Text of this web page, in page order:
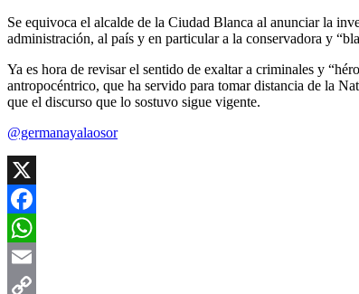
Se equivoca el alcalde de la Ciudad Blanca al anunciar la
administración, al país y en particular a la conservadora y
Ya es hora de revisar el sentido de exaltar a criminales y
antropocéntrico, que ha servido para tomar distancia de la
que el discurso que lo sostuvo sigue vigente.
@germanayalaosor
X
Facebook
WhatsApp
Email